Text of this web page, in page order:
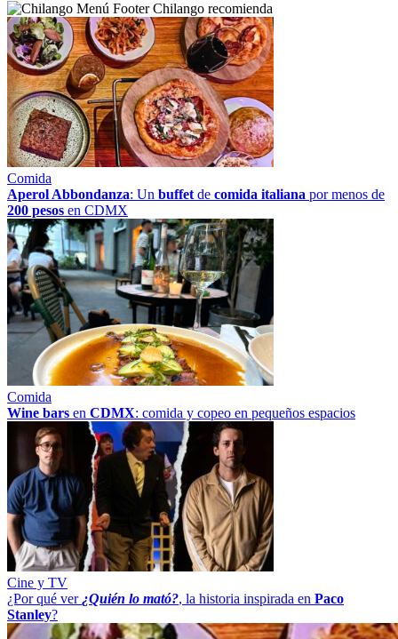
Chilango recomienda
Comida
Aperol Abbondanza: Un buffet de comida italiana por menos de
200 pesos en CDMX
Comida
Wine bars en CDMX: comida y copeo en pequeños espacios
Cine y TV
¿Por qué ver ¿Quién lo mató?, la historia inspirada en Paco
Stanley?